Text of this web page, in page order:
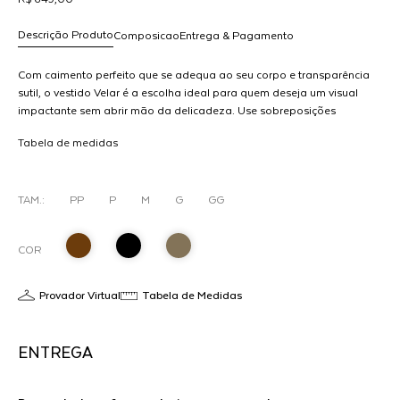
Composicao
Descrição Produto Entrega & Pagamento
Com caimento perfeito que se adequa ao seu corpo e transparência
sutil, o vestido Velar é a escolha ideal para quem deseja um visual
impactante sem abrir mão da delicadeza. Use sobreposições
Tabela de medidas
TAM.: PP P M G GG
COR
Provador Virtual Tabela de Medidas
ENTREGA